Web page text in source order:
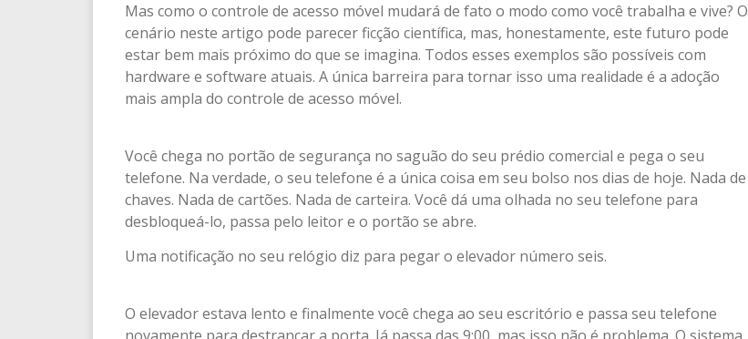
Mas como o controle de acesso móvel mudará de fato o modo como você trabalha e vive? O
cenário neste artigo pode parecer ficção científica, mas, honestamente, este futuro pode
estar bem mais próximo do que se imagina. Todos esses exemplos são possíveis com
hardware e software atuais. A única barreira para tornar isso uma realidade é a adoção
mais ampla do controle de acesso móvel.
Você chega no portão de segurança no saguão do seu prédio comercial e pega o seu
telefone. Na verdade, o seu telefone é a única coisa em seu bolso nos dias de hoje. Nada de
chaves. Nada de cartões. Nada de carteira. Você dá uma olhada no seu telefone para
desbloqueá-lo, passa pelo leitor e o portão se abre.
Uma notificação no seu relógio diz para pegar o elevador número seis.
O elevador estava lento e finalmente você chega ao seu escritório e passa seu telefone
novamente para destrancar a porta. Já passa das 9:00, mas isso não é problema. O sistema